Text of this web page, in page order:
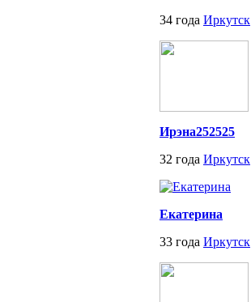
34 года Иркутск
Ирэна252525
32 года Иркутск
Екатерина
33 года Иркутск